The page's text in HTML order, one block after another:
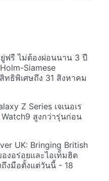
ฟรี ไม่ต้องผ่อนนาน 3 ปี
Siamese
ธิพิเศษถึง 31 สิงหาคม
Z Series เจเนอเร
สูงกว่ารุ่นก่อน
UK: Bringing British
งอร่อยและไอเท็มฮิต
งมือตั้งแต่วันนี้ - 18